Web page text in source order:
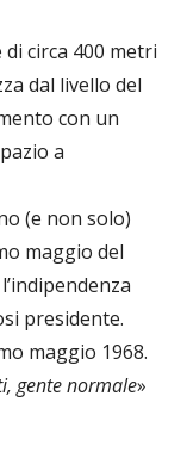
circa 400 metri
dal livello del
con un
a
(e non solo)
maggio del
presidente.
maggio 1968.
gente normale»